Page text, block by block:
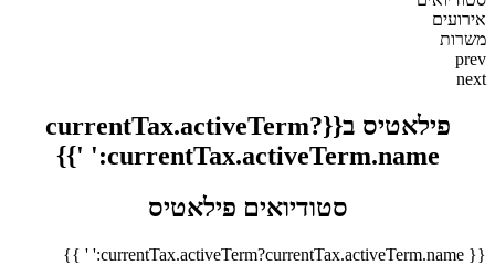
אירועים
משרות
prev
next
פילאטיס ב{{currentTax.activeTerm?
currentTax.activeTerm.name:' '}}
סטודיואים פילאטיס
{{ currentTax.activeTerm?currentTax.activeTerm.name:' ' }}